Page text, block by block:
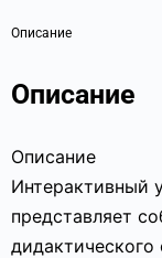
Описание
Описание
Описание
Интерактивный
представляет
дидактического